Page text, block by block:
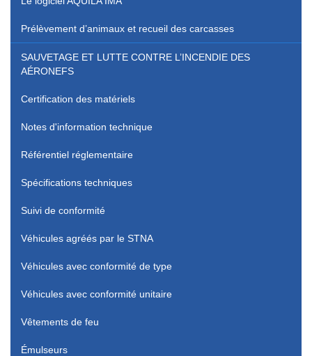
Prélèvement d’animaux et recueil des carcasses
SAUVETAGE ET LUTTE CONTRE L’INCENDIE DES
AÉRONEFS
Certification des matériels
Notes d'information technique
Référentiel réglementaire
Spécifications techniques
Suivi de conformité
Véhicules agréés par le STNA
Véhicules avec conformité de type
Véhicules avec conformité unitaire
Vêtements de feu
Émulseurs